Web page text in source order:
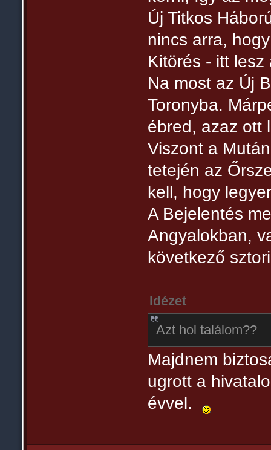
Új Titkos
nincs arra,
Kitörés - itt lesz
Na most az Új
Toronyba.
ébred, azaz ott
Viszont a
tetején az
kell, hogy
A Bejelentés
Angyalokban,
következő
Idézet
Azt hol találom??
Majdnem
ugrott a
évvel.